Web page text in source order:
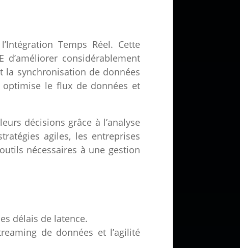
Temps Réel. Cette
d’améliorer considérablement
la synchronisation de données
le flux de données et
décisions grâce à l’analyse
agiles, les entreprises
nécessaires à une gestion
délais de latence.
de données et l’agilité